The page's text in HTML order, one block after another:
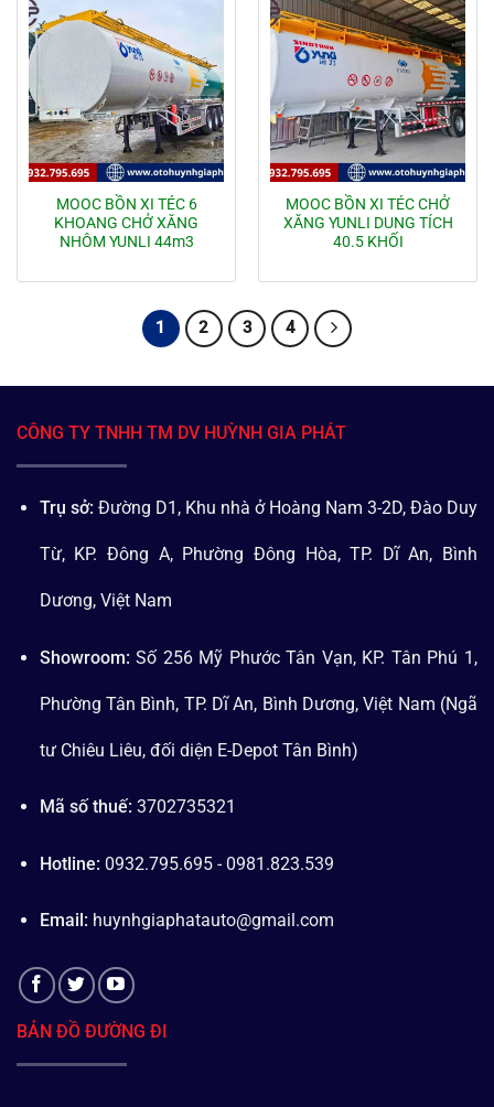
MOOC BỒN XI TÉC 6
KHOANG CHỞ XĂNG
NHÔM YUNLI 44m3
MOOC BỒN XI TÉC CHỞ
XĂNG YUNLI DUNG TÍCH
40.5 KHỐI
1 2 3 4
CÔNG TY TNHH TM DV HUỲNH GIA PHÁT
Trụ sở: Đường D1, Khu nhà ở Hoàng Nam 3-2D, Đào Duy
Từ, KP. Đông A, Phường Đông Hòa, TP. Dĩ An, Bình
Dương, Việt Nam
Showroom: Số 256 Mỹ Phước Tân Vạn, KP. Tân Phú 1,
Phường Tân Bình, TP. Dĩ An, Bình Dương, Việt Nam (Ngã
tư Chiêu Liêu, đối diện E-Depot Tân Bình)
Mã số thuế: 3702735321
Hotline: 0932.795.695 - 0981.823.539
Email: huynhgiaphatauto@gmail.com
BẢN ĐỒ ĐƯỜNG ĐI